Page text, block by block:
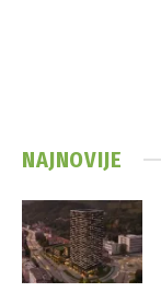
NAJNOVIJE